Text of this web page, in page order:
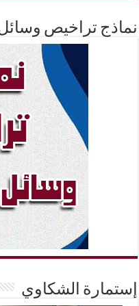
نماذج تراخيص وسائل
إستمارة الشكاوي